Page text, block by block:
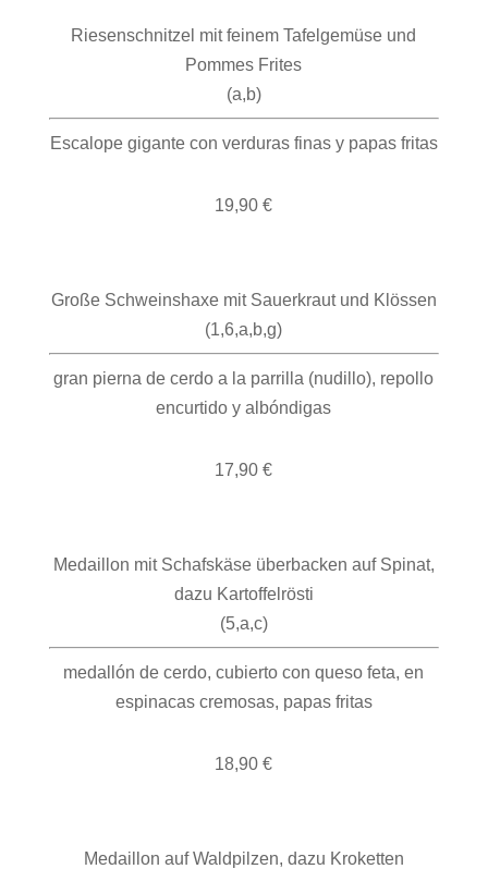
Riesenschnitzel mit feinem Tafelgemüse und
Pommes Frites
(a,b)
Escalope gigante con verduras finas y papas fritas
19,90 €
Große Schweinshaxe mit Sauerkraut und Klössen
(1,6,a,b,g)
gran pierna de cerdo a la parrilla (nudillo), repollo
encurtido y albóndigas
17,90 €
Medaillon mit Schafskäse überbacken auf Spinat,
dazu Kartoffelrösti
(5,a,c)
medallón de cerdo, cubierto con queso feta, en
espinacas cremosas, papas fritas
18,90 €
Medaillon auf Waldpilzen, dazu Kroketten